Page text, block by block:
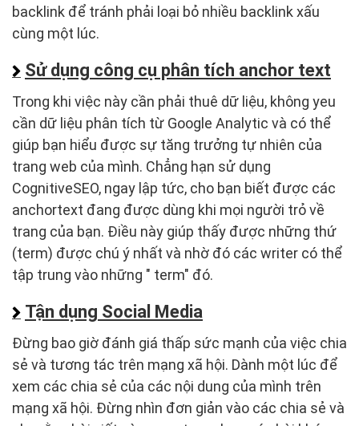
backlink để tránh phải loại bỏ nhiều backlink xấu
cùng một lúc.
Sử dụng công cụ phân tích anchor text
Trong khi việc này cần phải thuê dữ liệu, không yeu
cần dữ liệu phân tích từ Google Analytic và có thể
giúp bạn hiểu được sự tăng trưởng tự nhiên của
trang web của mình. Chẳng hạn sử dụng
CognitiveSEO, ngay lập tức, cho bạn biết được các
anchortext đang được dùng khi mọi người trỏ về
trang của bạn. Điều này giúp thấy được những thứ
(term) được chú ý nhất và nhờ đó các writer có thể
tập trung vào những " term" đó.
Tận dụng Social Media
Đừng bao giờ đánh giá thấp sức mạnh của việc chia
sẻ và tương tác trên mạng xã hội. Dành một lúc để
xem các chia sẻ của các nội dung của mình trên
mạng xã hội. Đừng nhìn đơn giản vào các chia sẻ và